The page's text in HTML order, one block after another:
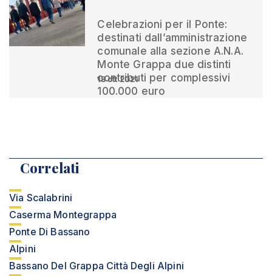
Celebrazioni per il Ponte:
destinati dall’amministrazione
comunale alla sezione A.N.A.
Monte Grappa due distinti
contributi per complessivi
100.000 euro
18 ott 2021
Correlati
Via Scalabrini
Caserma Montegrappa
Ponte Di Bassano
Alpini
Bassano Del Grappa Città Degli Alpini